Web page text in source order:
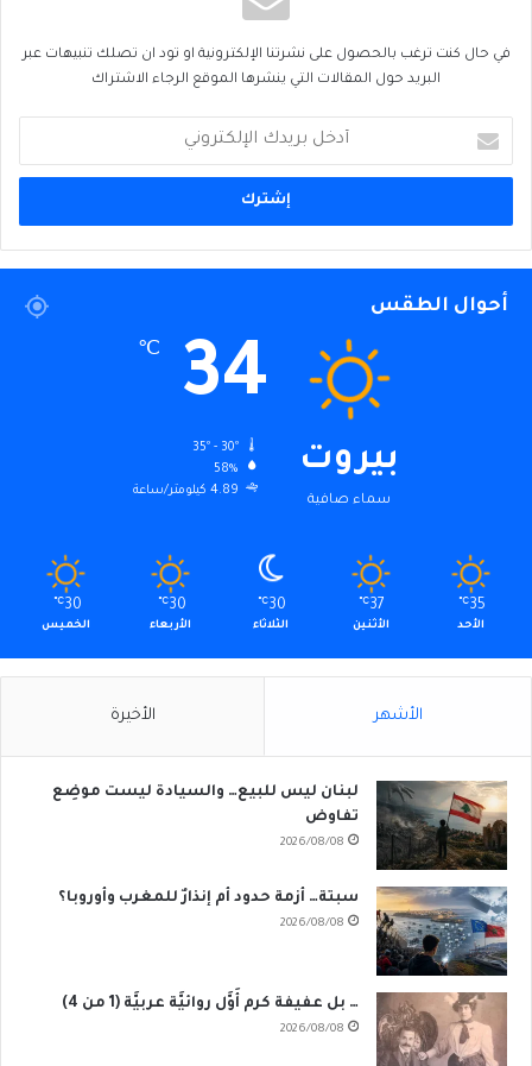
في حال كنت ترغب بالحصول على نشرتنا الإلكترونية او تود ان تصلك تنبيهات عبر
البريد حول المقالات التي ينشرها الموقع الرجاء الاشتراك
بريدك
الإلكتروني
أحوال الطقس
بيروت
سماء صافية
34
℃
58%
4.89 كيلومتر/ساعة
35
℃
الأحد
37
℃
الأثنين
30
℃
الثلاثاء
30
℃
الأربعاء
30
℃
الخميس
الأشهر الأخيرة
لبنان ليس للبيع… والسيادة ليست موضِع
تفاوض
2026/08/08
سبتة… أزمة حدود أم إنذارٌ للمغرب وأوروبا؟
2026/08/08
… بل عفيفة كرم أَوَّل روائيَّة عربيَّة (1 من 4)
2026/08/08